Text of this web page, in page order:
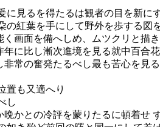
見るを得たるは観者の目を新
紅葉を手にして野外を歩する
画面を備へしめ、ムツクリと描
に比し漸次進境を見る就中百合
常の奮発たるべし最も苦心を見
置も又適へり
し
かとの冷評を蒙りたるに頓着せ